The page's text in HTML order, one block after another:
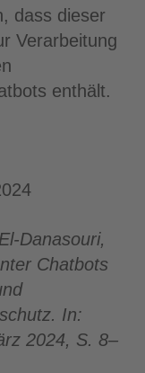
dass dieser
Verarbeitung
enthält.
Danasouri,
Chatbots
In:
2024, S. 8–